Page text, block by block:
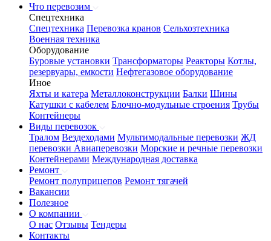
Что перевозим
Спецтехника
Спецтехника Перевозка кранов Сельхозтехника
Военная техника
Оборудование
Буровые установки Трансформаторы Реакторы Котлы,
резервуары, емкости Нефтегазовое оборудование
Иное
Яхты и катера Металлоконструкции Балки Шины
Катушки с кабелем Блочно-модульные строения Трубы
Контейнеры
Виды перевозок
Тралом Вездеходами Мультимодальные перевозки ЖД
перевозки Авиаперевозки Морские и речные перевозки
Контейнерами Международная доставка
Ремонт
Ремонт полуприцепов Ремонт тягачей
Вакансии
Полезное
О компании
О нас Отзывы Тендеры
Контакты